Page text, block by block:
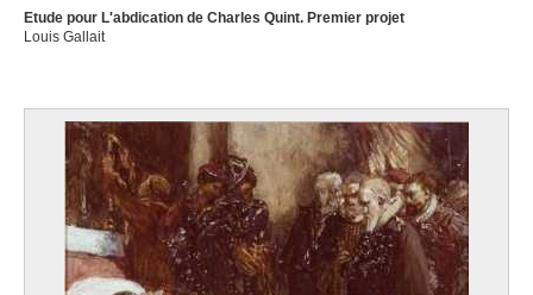
Etude pour L'abdication de Charles Quint. Premier projet
Louis Gallait